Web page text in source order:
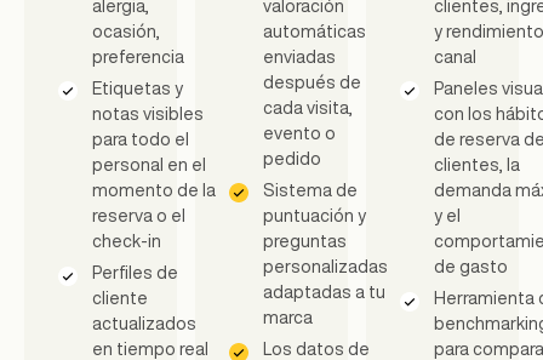
alergia,
ocasión,
preferencia
Etiquetas y
notas visibles
para todo el
personal en el
momento de la
reserva o el
check-in
Perfiles de
cliente
actualizados
en tiempo real
valoración
automáticas
enviadas
después de
cada visita,
evento o
pedido
Sistema de
puntuación y
preguntas
personalizadas
adaptadas a tu
marca
Los datos de
clientes,
y
canal
Paneles
con los
de reserva
clientes, la
demanda
y el
de gasto
Herramienta
para